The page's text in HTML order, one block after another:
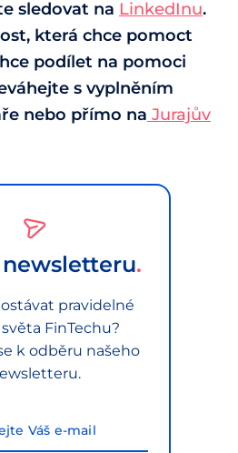
sledovat na LinkedInu.
která chce pomoct
podílet na pomoci
s vyplněním
nebo přímo na Jurajův
pravidelné
FinTechu?
k odběru našeho